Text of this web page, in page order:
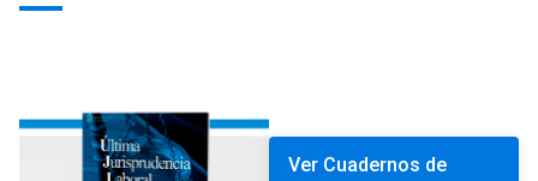
Ver Cuadernos de